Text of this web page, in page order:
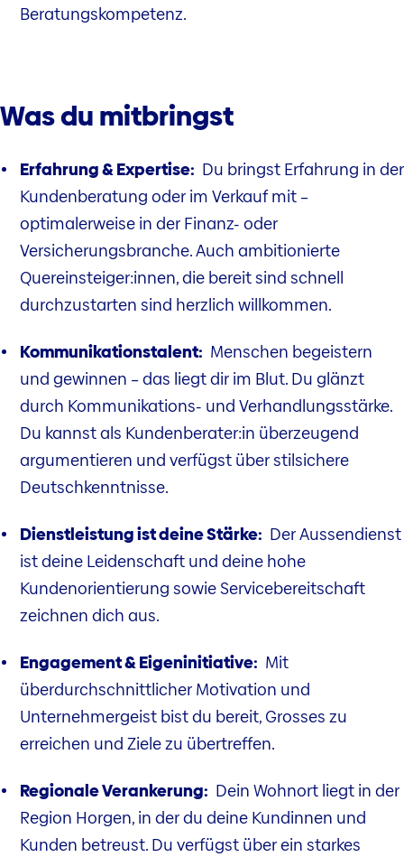
Beratungskompetenz.
Was du mitbringst
Erfahrung & Expertise: Du bringst Erfahrung in der
Kundenberatung oder im Verkauf mit –
optimalerweise in der Finanz- oder
Versicherungsbranche. Auch ambitionierte
Quereinsteiger:innen, die bereit sind schnell
durchzustarten sind herzlich willkommen.
Kommunikationstalent: Menschen begeistern
und gewinnen – das liegt dir im Blut. Du glänzt
durch Kommunikations- und Verhandlungsstärke.
Du kannst als Kundenberater:in überzeugend
argumentieren und verfügst über stilsichere
Deutschkenntnisse.
Dienstleistung ist deine Stärke: Der Aussendienst
ist deine Leidenschaft und deine hohe
Kundenorientierung sowie Servicebereitschaft
zeichnen dich aus.
Engagement & Eigeninitiative: Mit
überdurchschnittlicher Motivation und
Unternehmergeist bist du bereit, Grosses zu
erreichen und Ziele zu übertreffen.
Regionale Verankerung: Dein Wohnort liegt in der
Region Horgen, in der du deine Kundinnen und
Kunden betreust. Du verfügst über ein starkes